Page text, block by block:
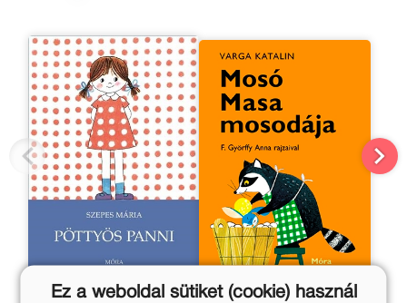
Pöttyös Panni Mosó Masa mosodája
Ez a weboldal sütiket (cookie) használ